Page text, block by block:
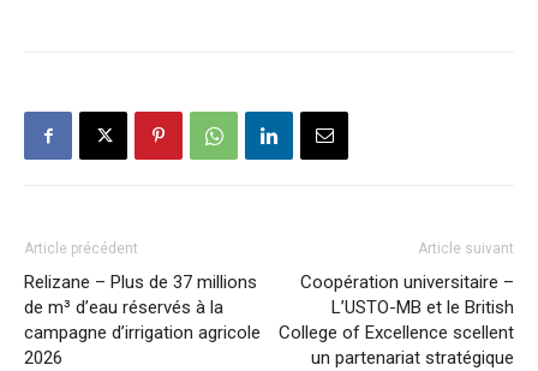
Article précédent
Relizane – Plus de 37 millions
de m³ d’eau réservés à la
campagne d’irrigation agricole
2026
Article suivant
Coopération universitaire –
L’USTO-MB et le British
College of Excellence scellent
un partenariat stratégique